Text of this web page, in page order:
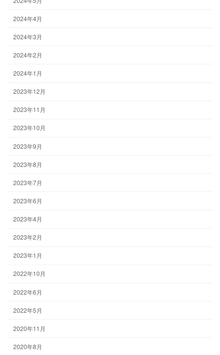
2024年4月
2024年3月
2024年2月
2024年1月
2023年12月
2023年11月
2023年10月
2023年9月
2023年8月
2023年7月
2023年6月
2023年4月
2023年2月
2023年1月
2022年10月
2022年6月
2022年5月
2020年11月
2020年8月